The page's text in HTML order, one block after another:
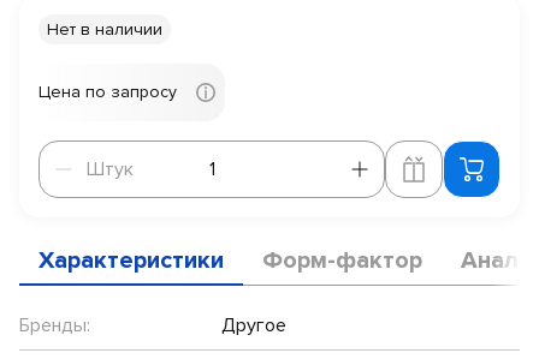
Нет в наличии
Цена по запросу
Штук
Штук
Характеристики Форм-фактор
Бренды:
Другое